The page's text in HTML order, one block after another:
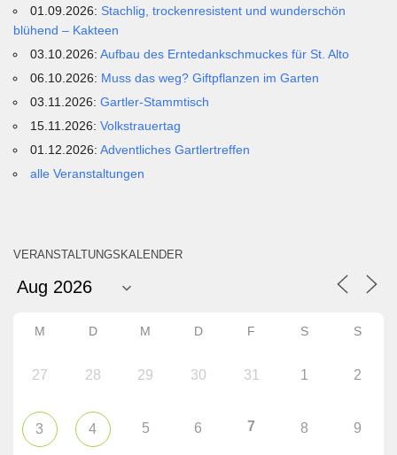
01.09.2026: Stachlig, trockenresistent und wunderschön
blühend – Kakteen
03.10.2026:Aufbau des Erntedankschmuckes für St. Alto
06.10.2026: Muss das weg? Giftpflanzen im Garten
03.11.2026:Gartler-Stammtisch
15.11.2026:Volkstrauertag
01.12.2026:Adventliches Gartlertreffen
alle Veranstaltungen
VERANSTALTUNGSKALENDER
M D M D F S S
27 28 29 30 31 1 2
3 4 5 6 7 8 9